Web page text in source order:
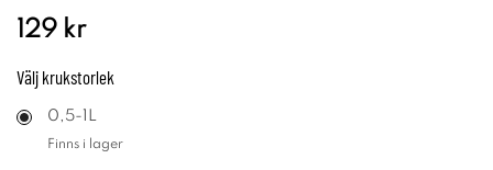
129 kr
Välj krukstorlek
0,5-1L
Finns i lager